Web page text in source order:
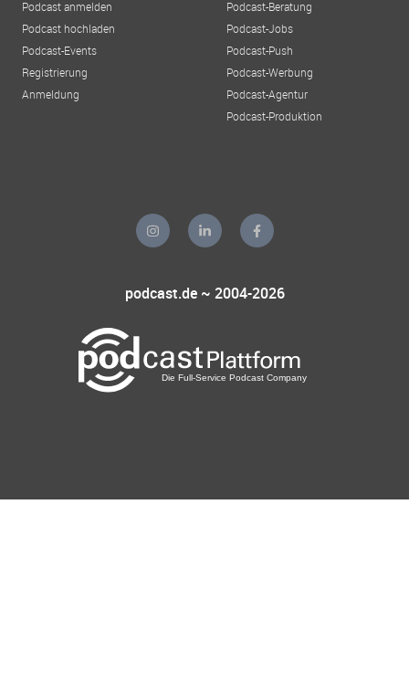
Podcast anmelden
Podcast hochladen
Podcast-Events
Registrierung
Anmeldung
Podcast-Beratung
Podcast-Jobs
Podcast-Push
Podcast-Werbung
Podcast-Agentur
Podcast-Produktion
podcast.de ~ 2004-2026